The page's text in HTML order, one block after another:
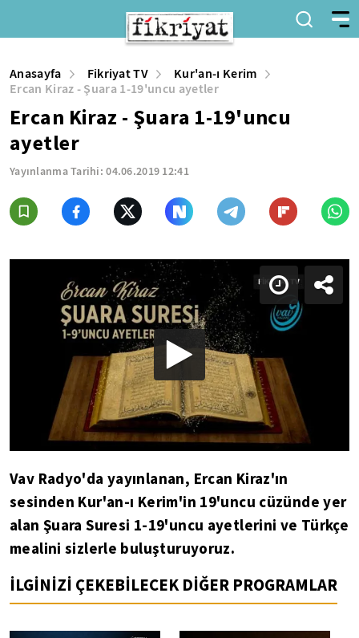
Anasayfa Fikriyat TV
Kur'an-ı Kerim
Ercan Kiraz - Şuara 1-19'uncu ayetler
Ercan Kiraz - Şuara 1-19'uncu
ayetler
Yayınlanma Tarihi:04.06.2019 12:41
Vav Radyo'da yayınlanan, Ercan Kiraz'ın
sesinden Kur'an-ı Kerim'in 19'uncu cüzünde yer
alan Şuara Suresi 1-19'uncu ayetlerini ve Türkçe
mealini sizlerle buluşturuyoruz.
İLGİNİZİ ÇEKEBİLECEK DİĞER PROGRAMLAR